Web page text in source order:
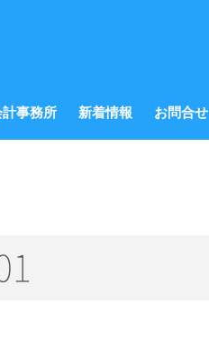
事務所 新着情報 お問合せ